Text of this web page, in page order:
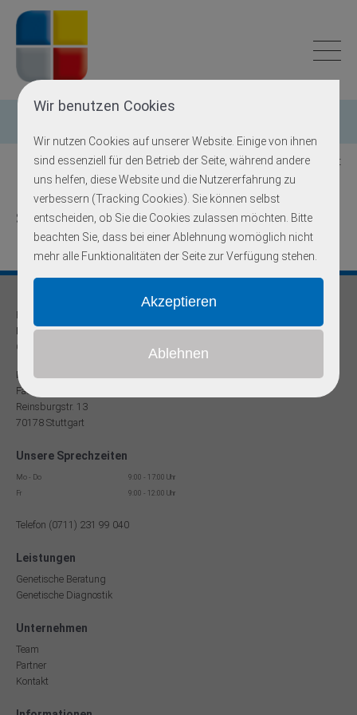
Wir benutzen Cookies
Wir nutzen Cookies auf unserer Website. Einige von ihnen
sind essenziell für den Betrieb der Seite, während andere
uns helfen, diese Website und die Nutzererfahrung zu
verbessern (Tracking Cookies). Sie können selbst
entscheiden, ob Sie die Cookies zulassen möchten. Bitte
beachten Sie, dass bei einer Ablehnung womöglich nicht
mehr alle Funktionalitäten der Seite zur Verfügung stehen.
Zurück zur Übersicht
SCN10A
Praxis für
Humangenetik und Prävention
Onkogenetische Schwerpunktpraxis
Dr. med Robert Hering
Facharzt für Humangenetik
Reinsburgstr. 13
70178 Stuttgart
Unsere Sprechzeiten
Mo - Do
9:00 - 17:00 Uhr
Fr
9:00 - 12:00 Uhr
Telefon (0711) 231 99 040
Leistungen
Genetische Beratung
Genetische Diagnostik
Unternehmen
Team
Partner
Kontakt